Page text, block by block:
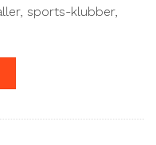
sports-klubber,